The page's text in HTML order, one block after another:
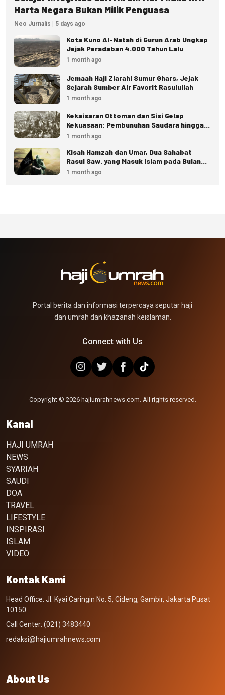
Harta Negara Bukan Milik Penguasa
Neo Jurnalis | 5 days ago
Kota Kuno Al-Natah di Gurun Arab Ungkap
Jejak Peradaban 4.000 Tahun Lalu
1 month ago
Jemaah Haji Ziarahi Sumur Ghars, Jejak
Sejarah Sumber Air Favorit Rasulullah
1 month ago
Kekaisaran Ottoman dan Sisi Gelap
Kekuasaan: Pembunuhan Saudara hingga
Eksekusi Istana
1 month ago
Kisah Hamzah dan Umar, Dua Sahabat
Rasul Saw. yang Masuk Islam pada Bulan
Dzulhijjah
1 month ago
Portal berita dan informasi terpercaya seputar haji
dan umrah dan khazanah keislaman.
Connect with Us
Copyright © 2026 hajiumrahnews.com. All rights reserved.
Kanal
HAJI UMRAH
NEWS
SYARIAH
SAUDI
DOA
TRAVEL
LIFESTYLE
INSPIRASI
ISLAM
VIDEO
Kontak Kami
Head Office: Jl. Kyai Caringin No. 5, Cideng, Gambir, Jakarta Pusat
10150
Call Center: (021) 3483440
redaksi@hajiumrahnews.com
About Us